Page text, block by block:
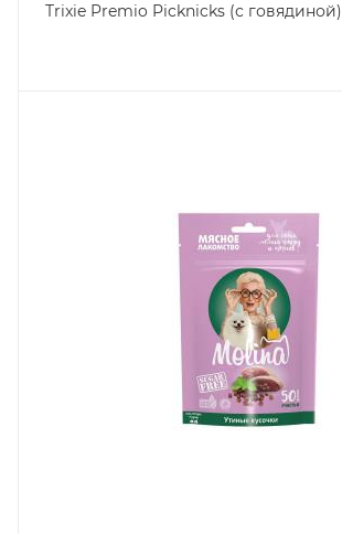
Trixie Premio Picknicks (с говядиной)